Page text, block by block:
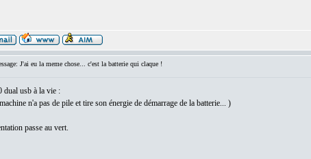
J'ai eu la meme chose... c'est la batterie qui claque !
dual usb à la vie :
n'a pas de pile et tire son énergie de démarrage de la batterie... )
passe au vert.